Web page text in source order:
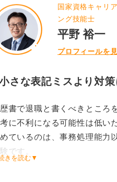
国家資格キャリ
ング技能士
平野 裕一
プロフィールを
さな表記ミスより対策
書で退職と書くべきところ
に不利になる可能性は低い
ているのは、事務処理能力
です。
きを読む▼